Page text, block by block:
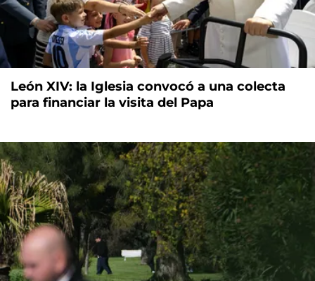
León XIV: la Iglesia convocó a una colecta
para financiar la visita del Papa